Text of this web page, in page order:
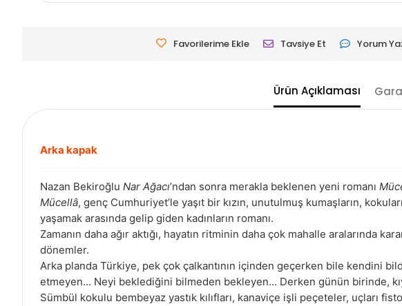
Favorilerime Ekle Tavsiye Et Yorum
Ürün Açıklaması
Arka kapak
Nazan Bekiroğlu Nar Ağacı’ndan sonra merakla beklenen yeni romanı
Mücellâ, genç Cumhuriyet’le yaşıt bir kızın, unutulmuş kumaşların,
yaşamak arasında gelip giden kadınların romanı.
Zamanın daha ağır aktığı, hayatın ritminin daha çok mahalle aralarında
dönemler.
Arka planda Türkiye, pek çok çalkantının içinden geçerken bile kendini
etmeyen... Neyi beklediğini bilmeden bekleyen... Derken günün birinde,
Sümbül kokulu bembeyaz yastık kılıfları, kanaviçe işli peçeteler, uçları